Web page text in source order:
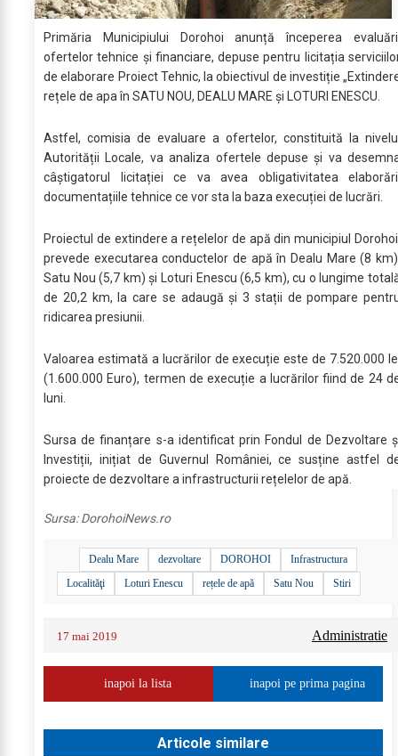
Primăria Municipiului Dorohoi anunță începerea
ofertelor tehnice și financiare, depuse pentru licitația
de elaborare Proiect Tehnic, la obiectivul de investiție
rețele de apa în SATU NOU, DEALU MARE și LOTURI ENESCU.
Astfel, comisia de evaluare a ofertelor, constituită la
Autorității Locale, va analiza ofertele depuse și va
câștigatorul licitației ce va avea obligativitatea
documentațiile tehnice ce vor sta la baza execuției de lucrări.
Proiectul de extindere a rețelelor de apă din municipiul
prevede executarea conductelor de apă în Dealu Mare (8
Satu Nou (5,7 km) și Loturi Enescu (6,5 km), cu o lungime
de 20,2 km, la care se adaugă și 3 stații de pompare
ridicarea presiunii.
Valoarea estimată a lucrărilor de execuție este de 7.520.000
(1.600.000 Euro), termen de execuție a lucrărilor fiind de 24
luni.
Sursa de finanțare s-a identificat prin Fondul de Dezvoltare
Investiții, inițiat de Guvernul României, ce susține astfel
proiecte de dezvoltare a infrastructurii rețelelor de apă.
Sursa:DorohoiNews.ro
Dealu Mare dezvoltare DOROHOI
Infrastructura
Localităţi
Loturi Enescu rețele de apă Satu Nou Stiri
17 mai 2019 Administratie
inapoi la lista inapoi pe prima pagina
Articole similare